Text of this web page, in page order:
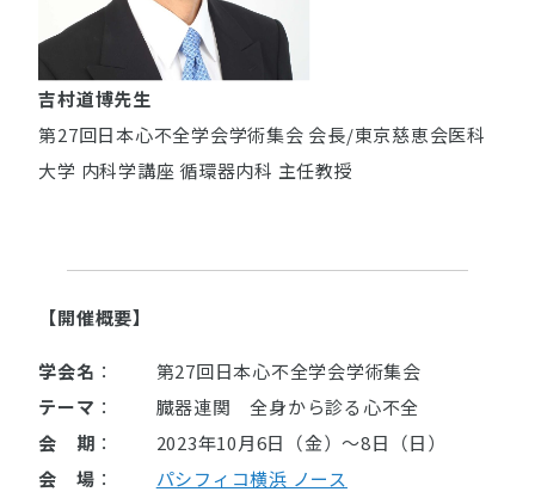
吉村道博先生
第27回日本心不全学会学術集会 会長/東京慈恵会医科
大学 内科学講座 循環器内科 主任教授
【開催概要】
学会名 ： 第27回日本心不全学会学術集会
テーマ ： 臓器連関 全身から診る心不全
会 期 ： 2023年10月6日（金）〜8日（日）
会 場 ： パシフィコ横浜 ノース